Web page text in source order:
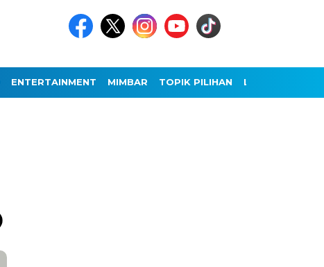
ENTERTAINMENT MIMBAR TOPIK PILIHAN LAINNYA